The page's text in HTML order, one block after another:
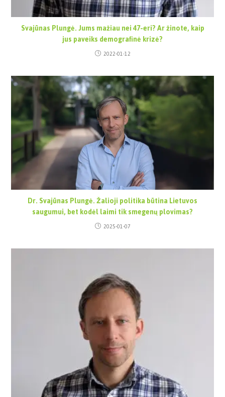
Svajūnas Plungė. Jums mažiau nei 47-eri? Ar žinote, kaip
jus paveiks demografinė krizė?
2022-01-12
Dr. Svajūnas Plungė. Žalioji politika būtina Lietuvos
saugumui, bet kodėl laimi tik smegenų plovimas?
2025-01-07